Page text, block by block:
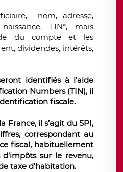
nom, adresse,
TIN*, mais
du compte et les
dividendes, intérêts,
identifiés à l’aide
Numbers (TIN), il
fiscale.
France, il s’agit du SPI,
correspondant au
fiscal, habituellement
sur le revenu,
taxe d’habitation.